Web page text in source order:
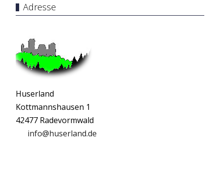
Adresse
Huserland
Kottmannshausen 1
42477 Radevormwald
info@huserland.de